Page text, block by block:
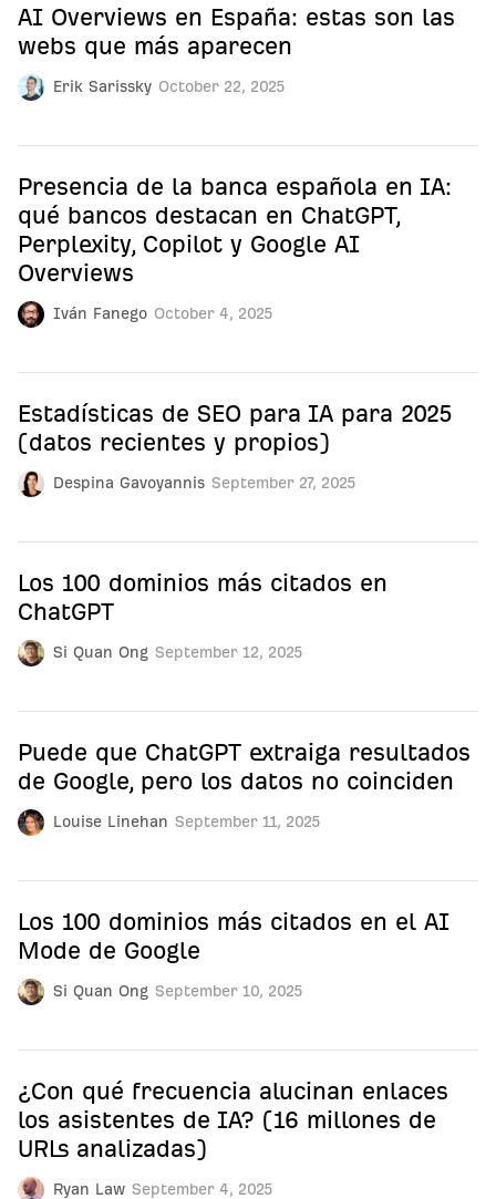
Erik Sarissky October 22, 2025
AI Overviews en España: estas son las
webs que más aparecen
Iván Fanego October 4, 2025
Presencia de la banca española en IA:
qué bancos destacan en ChatGPT,
Perplexity, Copilot y Google AI
Overviews
Despina Gavoyannis September 27, 2025
Estadísticas de SEO para IA para 2025
(datos recientes y propios)
Si Quan Ong September 12, 2025
Los 100 dominios más citados en
ChatGPT
Louise Linehan September 11, 2025
Puede que ChatGPT extraiga resultados
de Google, pero los datos no coinciden
Si Quan Ong September 10, 2025
Los 100 dominios más citados en el AI
Mode de Google
Ryan Law September 4, 2025
¿Con qué frecuencia alucinan enlaces
los asistentes de IA? (16 millones de
URLs analizadas)